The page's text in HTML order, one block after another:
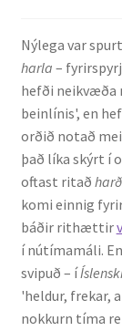
Kennsla
Kennd
Kennsluefni
Yfirlit um
Stjórnun
Innan
Nýlega var
harla –
hefði neikvæða
beinlínis', en
orðið notað
það líka skýrt í
oftast ritað
komi einnig
báðir rithættir
í nútímamáli.
svipuð – í
'heldur, frekar,
nokkurn tíma